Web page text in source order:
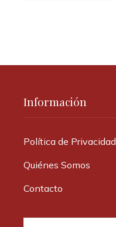
Información
Política de Privacidad
Quiénes Somos
Contacto